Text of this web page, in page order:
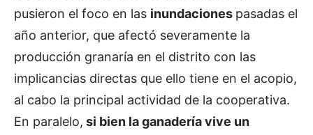
pusieron el foco en las inundaciones pasadas el
año anterior, que afectó severamente la
producción granaría en el distrito con las
implicancias directas que ello tiene en el acopio,
al cabo la principal actividad de la cooperativa.
En paralelo, si bien la ganadería vive un